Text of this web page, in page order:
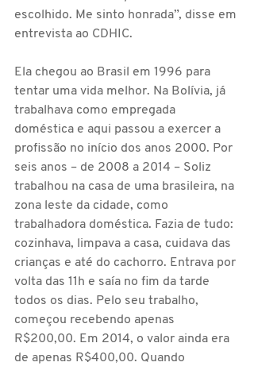
escolhido. Me sinto honrada”, disse em
entrevista ao CDHIC.
Ela chegou ao Brasil em 1996 para
tentar uma vida melhor. Na Bolívia, já
trabalhava como empregada
doméstica e aqui passou a exercer a
profissão no início dos anos 2000. Por
seis anos – de 2008 a 2014 – Soliz
trabalhou na casa de uma brasileira, na
zona leste da cidade, como
trabalhadora doméstica. Fazia de tudo:
cozinhava, limpava a casa, cuidava das
crianças e até do cachorro. Entrava por
volta das 11h e saía no fim da tarde
todos os dias. Pelo seu trabalho,
começou recebendo apenas
R$200,00. Em 2014, o valor ainda era
de apenas R$400,00. Quando